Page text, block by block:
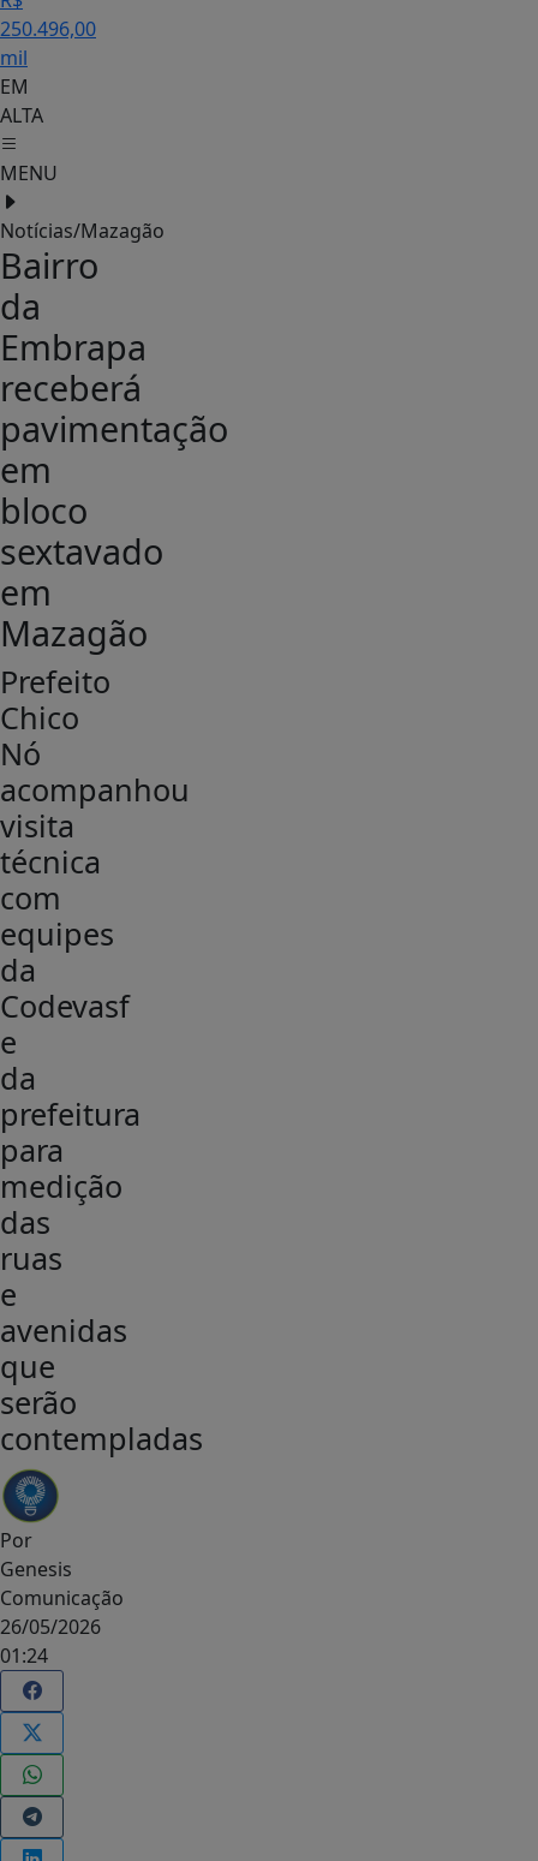
250.496,00
mil
EM
ALTA
MENU
Notícias/Mazagão
Bairro
da
Embrapa
receberá
pavimentação
em
bloco
sextavado
em
Mazagão
Prefeito
Chico
Nó
acompanhou
visita
técnica
com
equipes
da
Codevasf
e
da
prefeitura
para
medição
das
ruas
e
avenidas
que
serão
contempladas
Por
Genesis
Comunicação
26/05/2026
01:24